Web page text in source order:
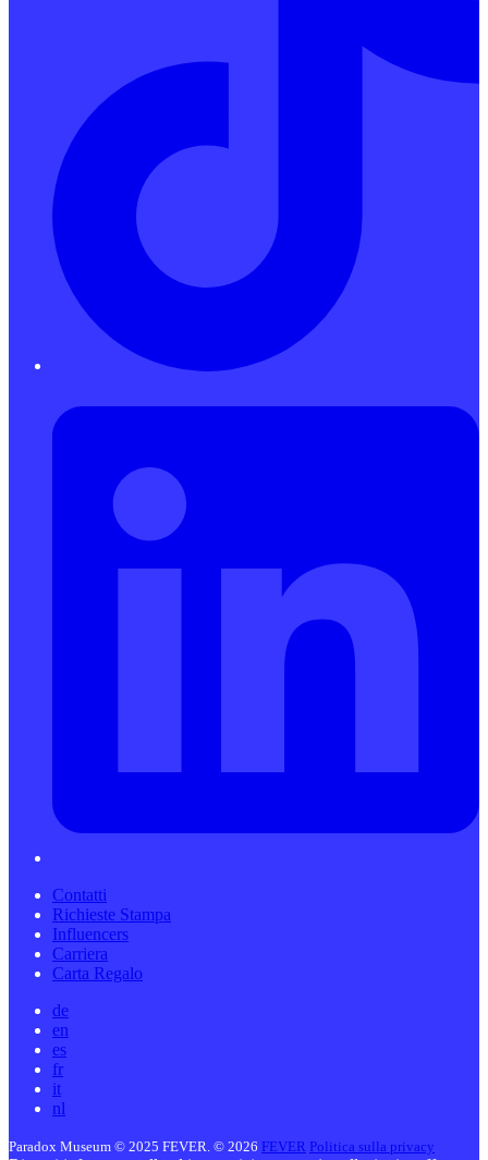
Contatti
Richieste Stampa
Influencers
Carriera
Carta Regalo
de
en
es
fr
it
nl
Paradox Museum © 2025 FEVER. © 2026 FEVER Politica sulla privacy